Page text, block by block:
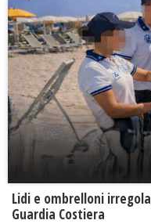
Lidi e ombrelloni
Guardia Costiera